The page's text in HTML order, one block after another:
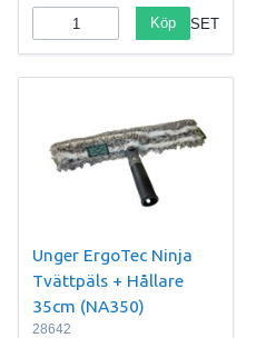
Köp SET
Unger ErgoTec Ninja
Tvättpäls + Hållare
35cm (NA350)
28642